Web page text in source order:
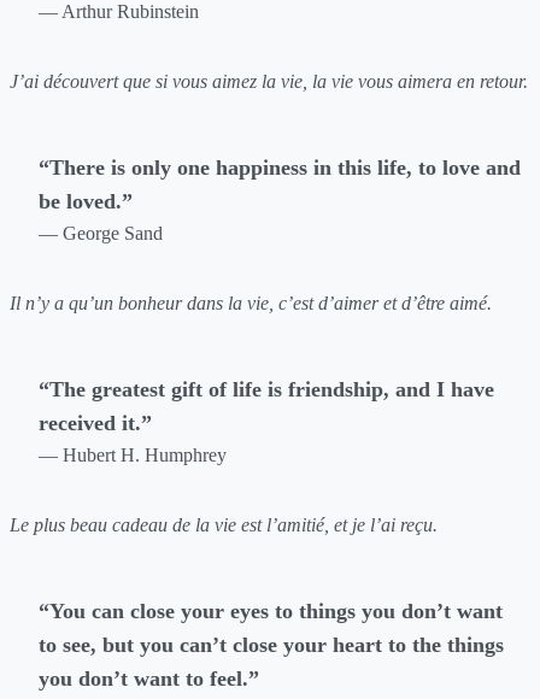
— Arthur Rubinstein
J’ai découvert que si vous aimez la vie, la vie vous aimera en retour.
“There is only one happiness in this life, to love and
be loved.”
— George Sand
Il n’y a qu’un bonheur dans la vie, c’est d’aimer et d’être aimé.
“The greatest gift of life is friendship, and I have
received it.”
— Hubert H. Humphrey
Le plus beau cadeau de la vie est l’amitié, et je l’ai reçu.
“You can close your eyes to things you don’t want
to see, but you can’t close your heart to the things
you don’t want to feel.”